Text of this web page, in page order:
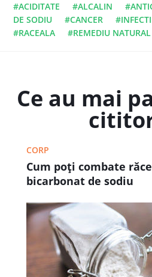
#ACIDITATE #ALCALIN
DE SODIU
#CANCER
#RACEALA
#REMEDIU NATURAL
Ce au mai
CORP
Cum poţi combate
bicarbonat de sodiu